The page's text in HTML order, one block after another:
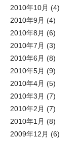
2010年10月 (4)
2010年9月 (4)
2010年8月 (6)
2010年7月 (3)
2010年6月 (8)
2010年5月 (9)
2010年4月 (5)
2010年3月 (7)
2010年2月 (7)
2010年1月 (8)
2009年12月 (6)